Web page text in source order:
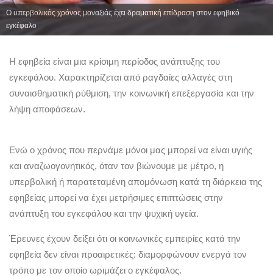
Ο υπερβολικός χρόνος μοναξιάς έχει δραματική επίδραση στον εφηβικό
εγκέφαλο
Η εφηβεία είναι μια κρίσιμη περίοδος ανάπτυξης του
εγκεφάλου. Χαρακτηρίζεται από ραγδαίες αλλαγές στη
συναισθηματική ρύθμιση, την κοινωνική επεξεργασία και την
λήψη αποφάσεων.
Ενώ ο χρόνος που περνάμε μόνοι μας μπορεί να είναι υγιής
και αναζωογονητικός, όταν τον βιώνουμε με μέτρο, η
υπερβολική ή παρατεταμένη απομόνωση κατά τη διάρκεια της
εφηβείας μπορεί να έχει μετρήσιμες επιπτώσεις στην
ανάπτυξη του εγκεφάλου και την ψυχική υγεία.
Έρευνες έχουν δείξει ότι οι κοινωνικές εμπειρίες κατά την
εφηβεία δεν είναι προαιρετικές: διαμορφώνουν ενεργά τον
τρόπο με τον οποίο ωριμάζει ο εγκέφαλος.